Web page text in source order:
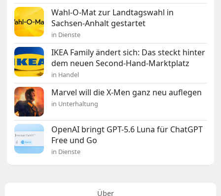
Wahl-O-Mat zur Landtagswahl in
Sachsen-Anhalt gestartet
in Dienste
IKEA Family ändert sich: Das steckt hinter
dem neuen Second-Hand-Marktplatz
in Handel
Marvel will die X-Men ganz neu auflegen
in Unterhaltung
OpenAI bringt GPT-5.6 Luna für ChatGPT
Free und Go
in Dienste
Über